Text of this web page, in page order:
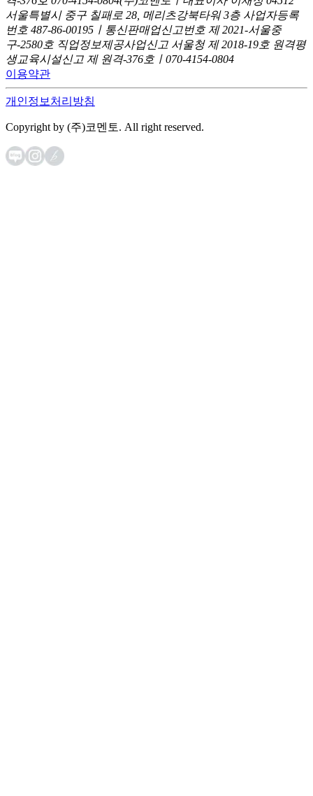
서울특별시 중구 칠패로 28, 메리츠강북타워 3층 사업자등록
번호 487-86-00195ㅣ통신판매업신고번호 제 2021-서울중
구-2580호 직업정보제공사업신고 서울청 제 2018-19호 원격평
생교육시설신고 제 원격-376호ㅣ070-4154-0804
이용약관
개인정보처리방침
Copyright by (주)코멘토. All right reserved.